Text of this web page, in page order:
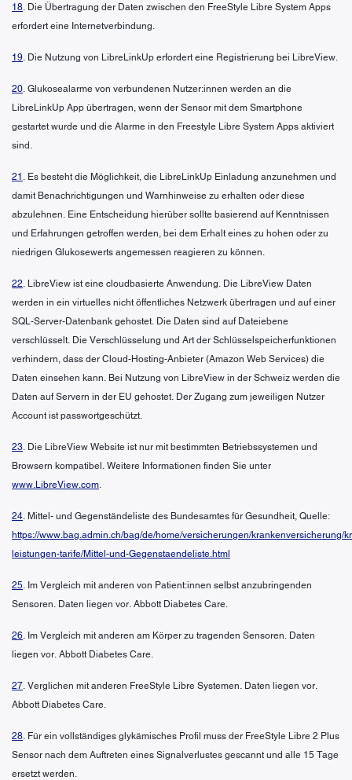
18. Die Übertragung der Daten zwischen den FreeStyle Libre System Apps
erfordert eine Internetverbindung.
19. Die Nutzung von LibreLinkUp erfordert eine Registrierung bei LibreView.
20. Glukosealarme von verbundenen Nutzer:innen werden an die
LibreLinkUp App übertragen, wenn der Sensor mit dem Smartphone
gestartet wurde und die Alarme in den Freestyle Libre System Apps aktiviert
sind.
21 . Es besteht die Möglichkeit, die LibreLinkUp Einladung anzunehmen und
damit Benachrichtigungen und Warnhinweise zu erhalten oder diese
abzulehnen. Eine Entscheidung hierüber sollte basierend auf Kenntnissen
und Erfahrungen getroffen werden, bei dem Erhalt eines zu hohen oder zu
niedrigen Glukosewerts angemessen reagieren zu können.
22. LibreView ist eine cloudbasierte Anwendung. Die LibreView Daten
werden in ein virtuelles nicht öffentliches Netzwerk übertragen und auf einer
SQL-Server-Datenbank gehostet. Die Daten sind auf Dateiebene
verschlüsselt. Die Verschlüsselung und Art der Schlüsselspeicherfunktionen
verhindern, dass der Cloud-Hosting-Anbieter (Amazon Web Services) die
Daten einsehen kann. Bei Nutzung von LibreView in der Schweiz werden die
Daten auf Servern in der EU gehostet. Der Zugang zum jeweiligen Nutzer
Account ist passwortgeschützt.
23. Die LibreView Website ist nur mit bestimmten Betriebssystemen und
Browsern kompatibel. Weitere Informationen finden Sie unter
www.LibreView.com.
24. Mittel- und Gegenständeliste des Bundesamtes für Gesundheit, Quelle:
https://www.bag.admin.ch/bag/de/home/versicherungen/krankenversicherung/
leistungen-tarife/Mittel-und-Gegenstaendeliste.html
25. Im Vergleich mit anderen von Patient:innen selbst anzubringenden
Sensoren. Daten liegen vor. Abbott Diabetes Care.
26. Im Vergleich mit anderen am Körper zu tragenden Sensoren. Daten
liegen vor. Abbott Diabetes Care.
27. Verglichen mit anderen FreeStyle Libre Systemen. Daten liegen vor.
Abbott Diabetes Care.
28. Für ein vollständiges glykämisches Profil muss der FreeStyle Libre 2 Plus
Sensor nach dem Auftreten eines Signalverlustes gescannt und alle 15 Tage
ersetzt werden.